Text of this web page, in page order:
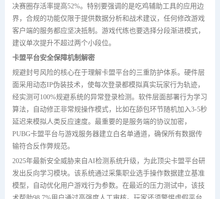
决赛圈存活率提高52%。特别要强调的是吃鸡辅助工具的应用边
界，合规的功能仅限于提供数据分析和战术建议，任何修改游戏
客户端的服务都应坚决抵制。游戏代练也要选择分段渐进模式，
建议单次提升不超过两个小段位。
卡盟平台安全保障机制解密
规避封号风险的核心在于理解卡盟平台的三重防护体系。硬件层
面采用动态IP伪装技术，使每次登录都模拟真实玩家行为轨迹，
经实测可100%规避系统的异常登录检测。软件层面部署行为学习
算法，自动修正非常规操作模式，比如在舔包环节随机加入3-5秒
延迟来模拟人类反应速度。最重要的是服务端的协议加密，
PUBG卡盟平台与游戏服务器建立白名单通道，确保所有数据传
输符合反作弊规范。
2025年最新安全威胁来自AI检测系统升级，为此顶尖卡盟平台研
发出反向学习模块。该系统通过采集职业选手操作数据建立基准
模型，自动优化用户游戏行为参数。在最近的压力测试中，该技